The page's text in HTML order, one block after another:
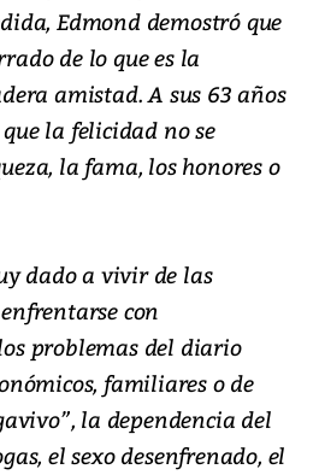
Edmond demostró que
de lo que es la
amistad. A sus 63 años
la felicidad no se
la fama, los honores o
dado a vivir de las
con
problemas del diario
familiares o de
la dependencia del
el sexo desenfrenado, el